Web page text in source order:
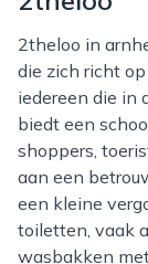
2theloo in arnhem is een moderne sanitaire voorziening
die zich richt
iedereen die in
biedt een
shoppers,
aan een
een kleine
toiletten, vaak
wasbakken